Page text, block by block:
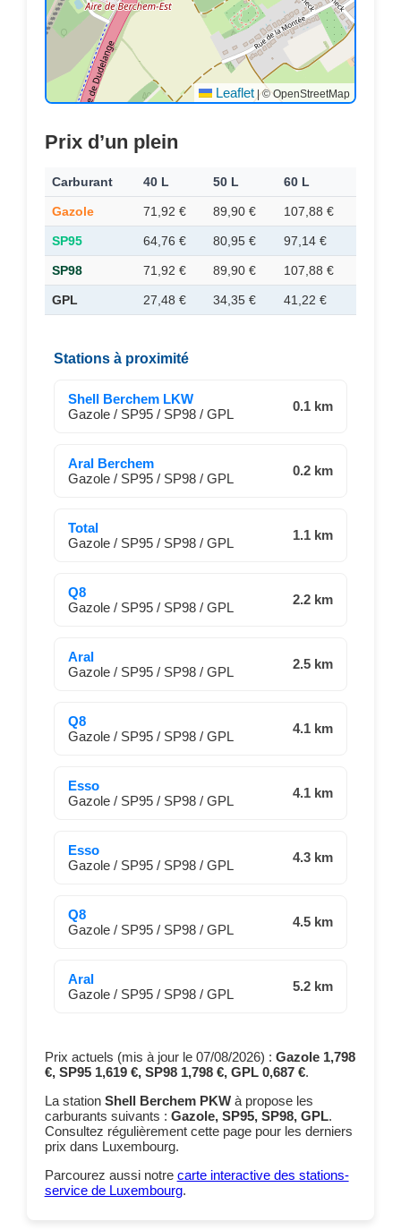
Leaflet |© OpenStreetMap
Prix d’un plein
Carburant 40 L 50 L 60 L
Gazole 71,92 € 89,90 € 107,88 €
SP95 64,76 € 80,95 € 97,14 €
SP98 71,92 € 89,90 € 107,88 €
GPL 27,48 € 34,35 € 41,22 €
Stations à proximité
Shell Berchem LKW
Gazole / SP95 / SP98 / GPL
0.1 km
Aral Berchem
Gazole / SP95 / SP98 / GPL
0.2 km
Total
Gazole / SP95 / SP98 / GPL
1.1 km
Q8
Gazole / SP95 / SP98 / GPL
2.2 km
Aral
Gazole / SP95 / SP98 / GPL
2.5 km
Q8
Gazole / SP95 / SP98 / GPL
4.1 km
Esso
Gazole / SP95 / SP98 / GPL
4.1 km
Esso
Gazole / SP95 / SP98 / GPL
4.3 km
Q8
Gazole / SP95 / SP98 / GPL
4.5 km
Aral
Gazole / SP95 / SP98 / GPL
5.2 km
Prix actuels (mis à jour le 07/08/2026) : Gazole 1,798
€, SP95 1,619 €, SP98 1,798 €, GPL 0,687 €.
La station Shell Berchem PKWà propose les
carburants suivants : Gazole, SP95, SP98, GPL.
Consultez régulièrement cette page pour les derniers
prix dans Luxembourg.
Parcourez aussi notre carte interactive des stations-
service de Luxembourg.